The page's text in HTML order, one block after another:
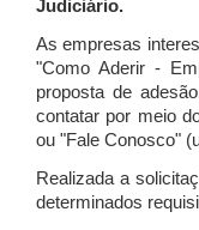
Judiciário.
As empresas
"Como Aderir -
proposta de
contatar por meio
ou "Fale Conosco"
Realizada a
determinados